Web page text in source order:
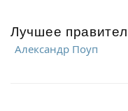
Лучшее
Александр Поуп